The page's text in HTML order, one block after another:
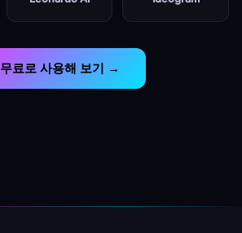
무료로 사용해 보기 →